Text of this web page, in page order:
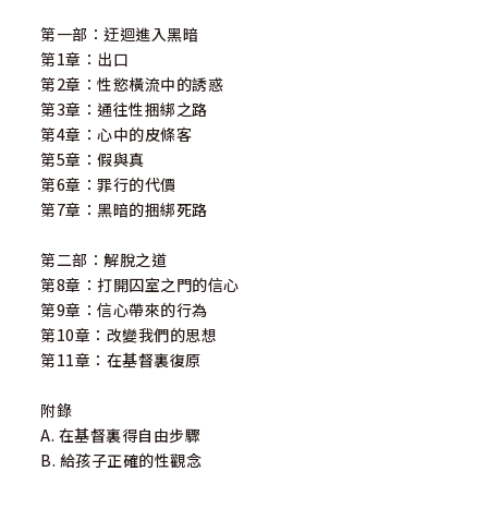
第一部：迂迴進入黑暗
第1章：出口
第2章：性慾橫流中的誘惑
第3章：通往性捆綁之路
第4章：心中的皮條客
第5章：假與真
第6章：罪行的代價
第7章：黑暗的捆綁死路
第二部：解脫之道
第8章：打開囚室之門的信心
第9章：信心帶來的行為
第10章：改變我們的思想
第11章：在基督裏復原
附錄
A. 在基督裏得自由步驟
B. 給孩子正確的性觀念